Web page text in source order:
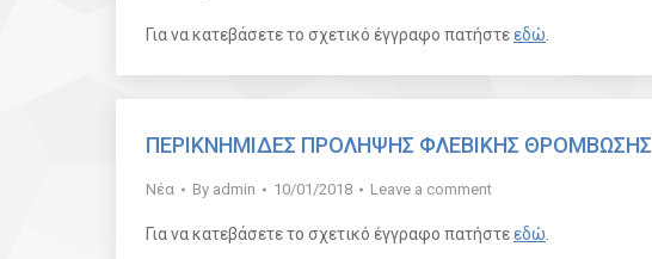
Για να κατεβάσετε το σχετικό έγγραφο πατήστεεδώ
ΠΕΡΙΚΝΗΜΙΔΕΣ ΠΡΟΛΗΨΗΣ ΦΛΕΒΙΚΗΣ ΘΡΟΜΒΩΣΗΣ
Νέα By admin 10/01/2018 Leave a comment
Για να κατεβάσετε το σχετικό έγγραφο πατήστεεδώ